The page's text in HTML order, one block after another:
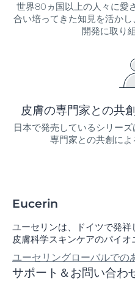
世界80ヵ国以上の人々に愛
合い培ってきた知見を活か
開発に取り
皮膚の専門家との共
日本で発売しているシリー
専門家との共創によ
Eucerin
ユーセリンは、ドイツで発
皮膚科学スキンケアのパイオ
ユーセリングローバルでの
サポート＆お問い合わ